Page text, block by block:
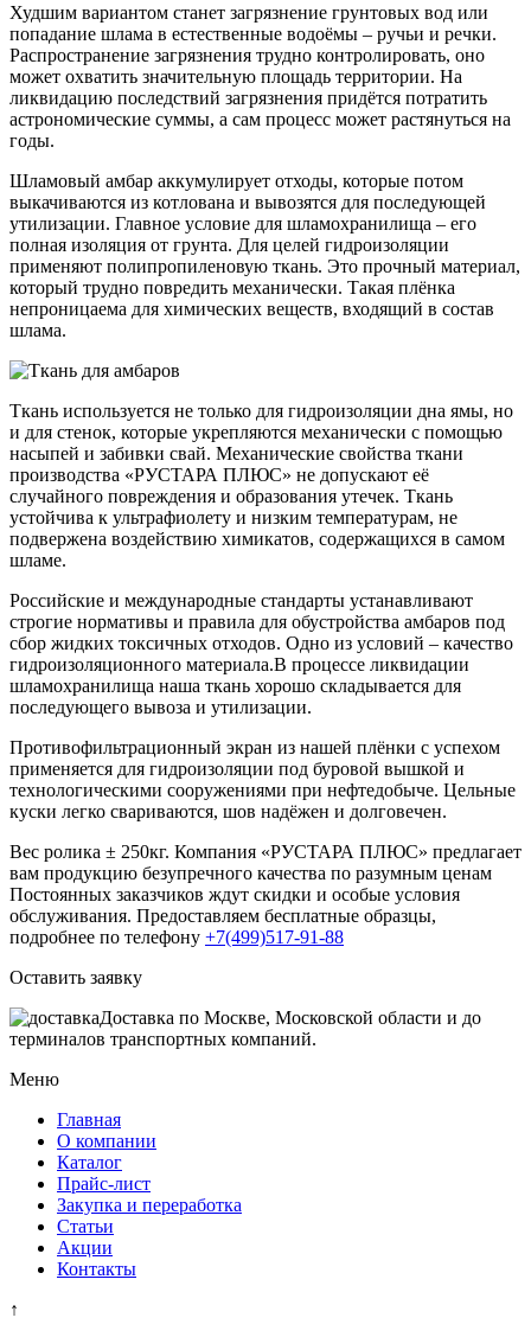
Худшим вариантом станет загрязнение грунтовых вод или
попадание шлама в естественные водоёмы – ручьи и речки.
Распространение загрязнения трудно контролировать, оно
может охватить значительную площадь территории. На
ликвидацию последствий загрязнения придётся потратить
астрономические суммы, а сам процесс может растянуться на
годы.
Шламовый амбар аккумулирует отходы, которые потом
выкачиваются из котлована и вывозятся для последующей
утилизации. Главное условие для шламохранилища – его
полная изоляция от грунта. Для целей гидроизоляции
применяют полипропиленовую ткань. Это прочный материал,
который трудно повредить механически. Такая плёнка
непроницаема для химических веществ, входящий в состав
шлама.
Ткань используется не только для гидроизоляции дна ямы, но
и для стенок, которые укрепляются механически с помощью
насыпей и забивки свай. Механические свойства ткани
производства «РУСТАРА ПЛЮС» не допускают её
случайного повреждения и образования утечек. Ткань
устойчива к ультрафиолету и низким температурам, не
подвержена воздействию химикатов, содержащихся в самом
шламе.
Российские и международные стандарты устанавливают
строгие нормативы и правила для обустройства амбаров под
сбор жидких токсичных отходов. Одно из условий – качество
гидроизоляционного материала.В процессе ликвидации
шламохранилища наша ткань хорошо складывается для
последующего вывоза и утилизации.
Противофильтрационный экран из нашей плёнки с успехом
применяется для гидроизоляции под буровой вышкой и
технологическими сооружениями при нефтедобыче. Цельные
куски легко свариваются, шов надёжен и долговечен.
Вес ролика ± 250кг. Компания «РУСТАРА ПЛЮС» предлагает
вам продукцию безупречного качества по разумным ценам
Постоянных заказчиков ждут скидки и особые условия
обслуживания. Предоставляем бесплатные образцы,
подробнее по телефону +7(499)517-91-88
Оставить заявку
Доставка по Москве, Московской области и до
терминалов транспортных компаний.
Меню
Главная
О компании
Каталог
Прайс-лист
Закупка и переработка
Статьи
Акции
Контакты
↑